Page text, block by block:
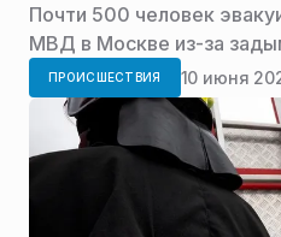
Почти 500 человек
МВД в Москве из-за
ПРОИСШЕСТВИЯ 10 июня